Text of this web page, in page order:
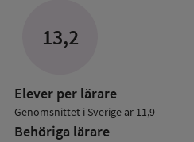
13,2
Elever per lärare
Genomsnittet i Sverige är 11,9
Behöriga lärare